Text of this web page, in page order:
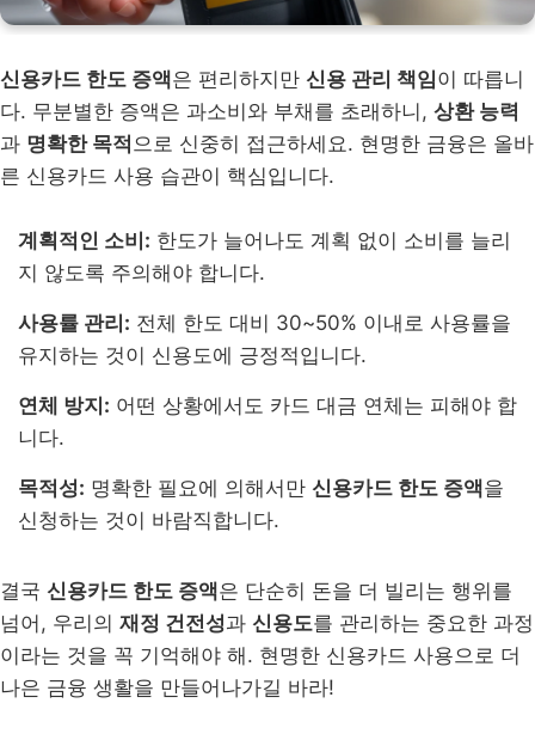
신용카드 한도 증액은 편리하지만 신용 관리 책임이 따릅니
다. 무분별한 증액은 과소비와 부채를 초래하니, 상환 능력
과 명확한 목적 으로 신중히 접근하세요. 현명한 금융은 올바
른 신용카드 사용 습관이 핵심입니다.
계획적인 소비: 한도가 늘어나도 계획 없이 소비를 늘리
지 않도록 주의해야 합니다.
사용률 관리: 전체 한도 대비 30~50% 이내로 사용률을
유지하는 것이 신용도에 긍정적입니다.
연체 방지: 어떤 상황에서도 카드 대금 연체는 피해야 합
니다.
목적성: 명확한 필요에 의해서만 신용카드 한도 증액을
신청하는 것이 바람직합니다.
결국 신용카드 한도 증액은 단순히 돈을 더 빌리는 행위를
넘어, 우리의 재정 건전성과 신용도를 관리하는 중요한 과정
이라는 것을 꼭 기억해야 해. 현명한 신용카드 사용으로 더
나은 금융 생활을 만들어나가길 바라!